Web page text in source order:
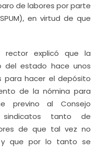
de labores por parte
en virtud de que
rector explicó que la
del estado hace unos
para hacer el depósito
de la nómina para
previno al Consejo
sindicatos tanto de
de que tal vez no
y que por lo tanto se